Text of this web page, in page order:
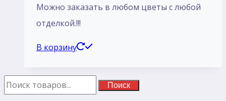
Mожно заказать в любом цветы с любой
отделкой.!!!
В корзину
Поиск